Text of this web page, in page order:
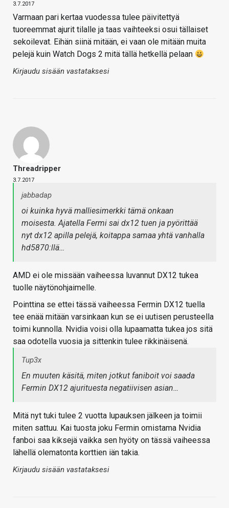
3.7.2017
Varmaan pari kertaa vuodessa tulee päivitettyä
tuoreemmat ajurit tilalle ja taas vaihteeksi osui tällaiset
sekoilevat. Eihän siinä mitään, ei vaan ole mitään muita
pelejä kuin Watch Dogs 2 mitä tällä hetkellä pelaan
Kirjaudu sisään vastataksesi
Threadripper
3.7.2017
jabbadap
oi kuinka hyvä malliesimerkki tämä onkaan
moisesta. Ajatella Fermi sai dx12 tuen ja pyörittää
nyt dx12 apilla pelejä, koitappa samaa yhtä vanhalla
hd5870:llä…
AMD ei ole missään vaiheessa luvannut DX12 tukea
tuolle näytönohjaimelle.
Pointtina se ettei tässä vaiheessa Fermin DX12 tuella
tee enää mitään varsinkaan kun se ei uutisen perusteella
toimi kunnolla. Nvidia voisi olla lupaamatta tukea jos sitä
saa odotella vuosia ja sittenkin tulee rikkinäisenä.
Tup3x
En muuten käsitä, miten jotkut faniboit voi saada
Fermin DX12 ajurituesta negatiivisen asian…
Mitä nyt tuki tulee 2 vuotta lupauksen jälkeen ja toimii
miten sattuu. Kai tuosta joku Fermin omistama Nvidia
fanboi saa kiksejä vaikka sen hyöty on tässä vaiheessa
lähellä olematonta korttien iän takia.
Kirjaudu sisään vastataksesi